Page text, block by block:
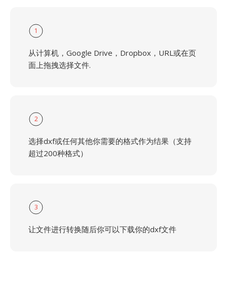
1
从计算机，Google Drive，Dropbox，URL或在页
面上拖拽选择文件.
2
选择dxf或任何其他你需要的格式作为结果（支持
超过200种格式）
3
让文件进行转换随后你可以下载你的dxf文件